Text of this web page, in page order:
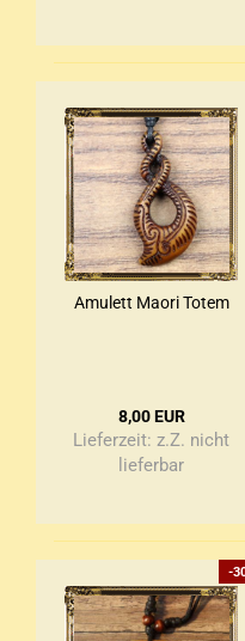
Amu­lett Maori Totem
8,00 EUR
Lieferzeit: z.Z. nicht
lieferbar
-